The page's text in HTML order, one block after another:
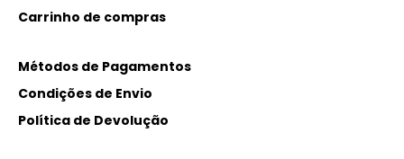
Carrinho de compras
Métodos de Pagamentos
Condições de Envio
Política de Devolução